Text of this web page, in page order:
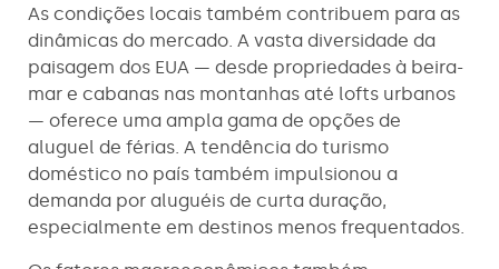
As condições locais também contribuem para as
dinâmicas do mercado. A vasta diversidade da
paisagem dos EUA — desde propriedades à beira-
mar e cabanas nas montanhas até lofts urbanos
— oferece uma ampla gama de opções de
aluguel de férias. A tendência do turismo
doméstico no país também impulsionou a
demanda por aluguéis de curta duração,
especialmente em destinos menos frequentados.